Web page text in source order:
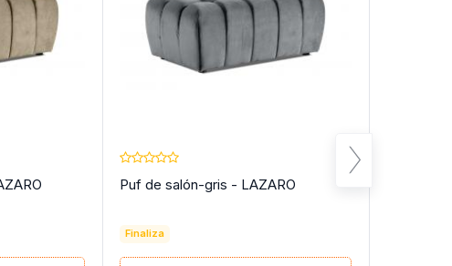
Puf de salón-gris - LAZARO
Finaliza